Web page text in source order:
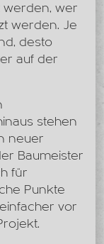
werden, wer
werden. Je
desto
auf der
stehen
neuer
Baumeister
für
Punkte
vor